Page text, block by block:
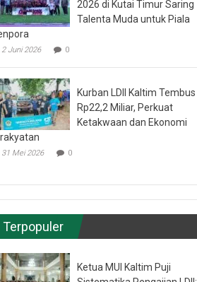
2026 di Kutai Timur Saring
Talenta Muda untuk Piala
2 Juni 2026 0
Kurban LDII Kaltim Tembus
Rp22,2 Miliar, Perkuat
Ketakwaan dan Ekonomi
31 Mei 2026 0
Terpopuler
Ketua MUI Kaltim Puji